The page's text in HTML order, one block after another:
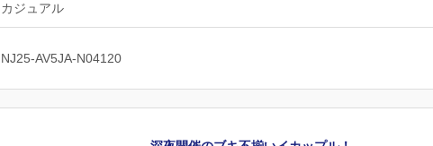
カジュアル
NJ25-AV5JA-N04120